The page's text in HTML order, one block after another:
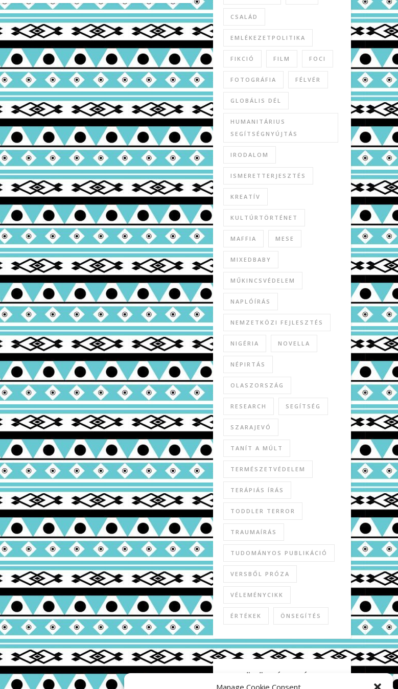
Manage Cookie Consent
CSALÁD
EMLÉKEZETPOLITIKA
FIKCIÓ FILM FOCI
FOTOGRÁFIA FÉLVÉR
GLOBÁLIS DÉL
HUMANITÁRIUS
SEGÍTSÉGNYÚJTÁS
IRODALOM
ISMERETTERJESZTÉS
KREATÍV
KULTÚRTÖRTÉNET
MAFFIA MESE
MIXEDBABY
MŰKINCSVÉDELEM
NAPLÓÍRÁS
NEMZETKÖZI FEJLESZTÉS
NIGÉRIA NOVELLA
NÉPIRTÁS
OLASZORSZÁG
RESEARCH SEGÍTSÉG
SZARAJEVÓ
TANÍT A MÚLT
TERMÉSZETVÉDELEM
TERÁPIÁS ÍRÁS
TODDLER TERROR
TRAUMAÍRÁS
TUDOMÁNYOS PUBLIKÁCIÓ
VERSBŐL PRÓZA
VÉLEMÉNYCIKK
ÉRTÉKEK ÖNSEGÍTÉS
KÖZÖSSÉGI MÉDIA